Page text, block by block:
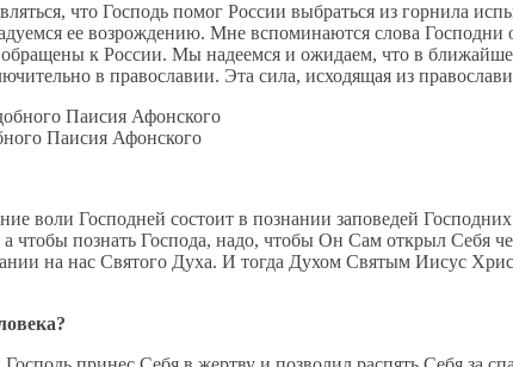
что Господь помог России выбраться из горнила
ее возрождению. Мне вспоминаются слова
к России. Мы надеемся и ожидаем, что в
в православии. Эта сила, исходящая из
Паисия Афонского
воли Господней состоит в познании заповедей
чтобы познать Господа, надо, чтобы Он Сам открыл Себя
на нас Святого Духа. И тогда Духом Святым Иисус